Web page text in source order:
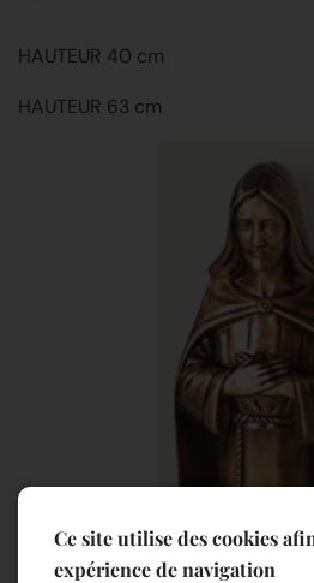
HAUTEUR 40 cm
HAUTEUR 63 cm
Ce site utilise des cookies
expérience de navigation